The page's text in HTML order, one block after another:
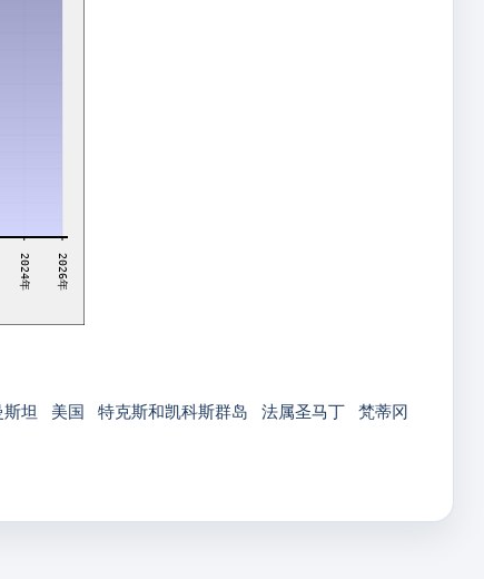
2024年 2026年
斯坦 美国 特克斯和凯科斯群岛 法属圣马丁
梵蒂冈